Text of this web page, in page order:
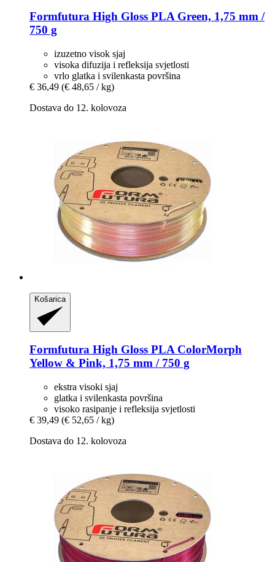
Formfutura High Gloss PLA Green, 1,75 mm /
750 g
izuzetno visok sjaj
visoka difuzija i refleksija svjetlosti
vrlo glatka i svilenkasta površina
€ 36,49 (€ 48,65 / kg)
Dostava do 12. kolovoza
Košarica
Formfutura High Gloss PLA ColorMorph
Yellow & Pink, 1,75 mm / 750 g
ekstra visoki sjaj
glatka i svilenkasta površina
visoko rasipanje i refleksija svjetlosti
€ 39,49 (€ 52,65 / kg)
Dostava do 12. kolovoza